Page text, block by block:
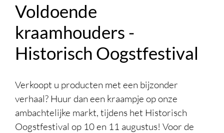
Voldoende
kraamhouders -
Historisch Oogstfestival
Verkoopt u producten met een bijzonder
verhaal? Huur dan een kraampje op onze
ambachtelijke markt, tijdens het Historisch
Oogstfestival op 10 en 11 augustus! Voor de